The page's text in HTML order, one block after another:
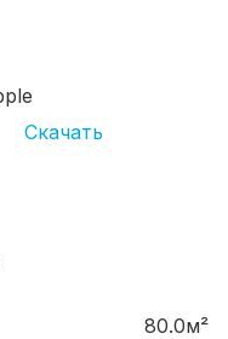
Скачать
80.0м²